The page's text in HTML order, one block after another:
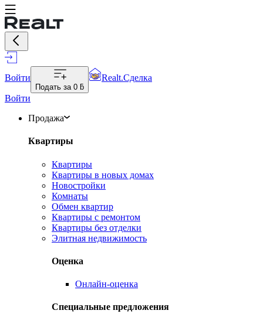
Войти
Подать за 0 ƃ
Realt.Сделка
Войти
Продажа
Квартиры
Квартиры
Квартиры в новых домах
Новостройки
Комнаты
Обмен квартир
Квартиры с ремонтом
Квартиры без отделки
Элитная недвижимость
Оценка
Онлайн-оценка
Специальные предложения